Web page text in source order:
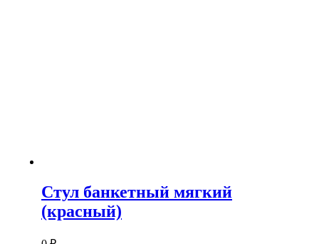
Стул банкетный мягкий
(красный)